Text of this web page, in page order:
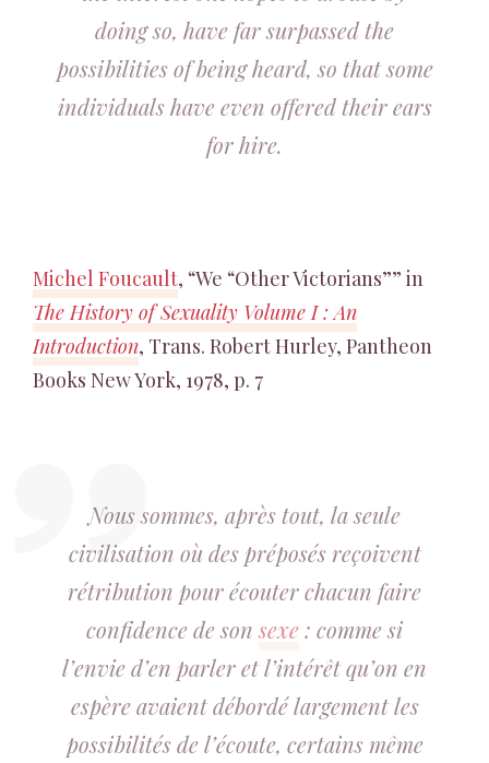
doing so, have far surpassed the
possibilities of being heard, so that some
individuals have even offered their ears
for hire.
Michel Foucault, “We “Other Victorians”” in
The History of Sexuality Volume I : An
Introduction, Trans. Robert Hurley, Pantheon
Books New York, 1978, p. 7
Nous sommes, après tout, la seule
civilisation où des préposés reçoivent
rétribution pour écouter chacun faire
confidence de sonsexe: comme si
l’envie d’en parler et l’intérêt qu’on en
espère avaient débordé largement les
possibilités de l’écoute, certains même